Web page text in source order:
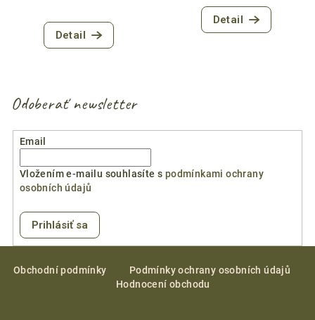
hodnotenie
produktu
je
hviezdičiek.
Detail
Detail
Odoberať newsletter
Email
Vložením e-mailu souhlasíte s podmínkami ochrany
osobních údajů
Prihlásiť sa
Obchodní podmínky
Podmínky ochrany osobních údajů
Hodnocení obchodu